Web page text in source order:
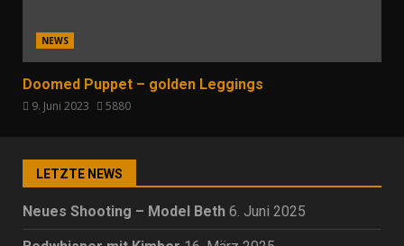
NEWS
Doomed Puppet – golden Leggings
9. Juni 2023 5880
LETZTE NEWS
Neues Shooting – Model Beth 6. Juni 2025